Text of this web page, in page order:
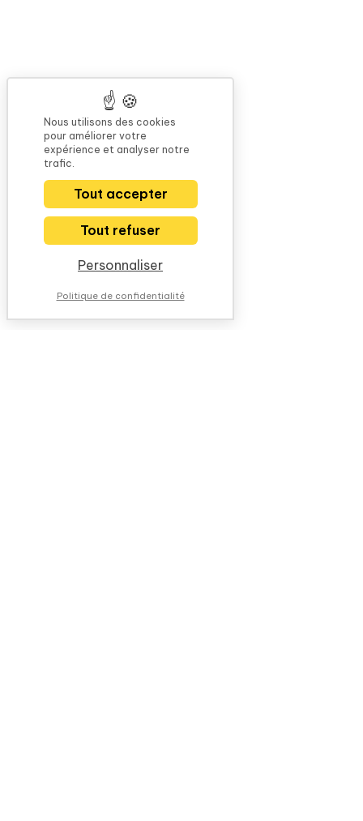
Nous utilisons des cookies
pour améliorer votre
expérience et analyser notre
trafic.
Tout accepter
Tout refuser
Personnaliser
Politique de confidentialité